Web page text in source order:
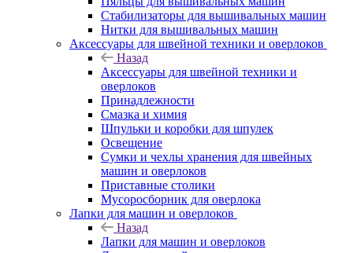
Стабилизаторы для вышивальных машин
Нитки для вышивальных машин
Аксессуары для швейной техники и оверлоков
Назад
Аксессуары для швейной техники и
оверлоков
Принадлежности
Смазка и химия
Шпульки и коробки для шпулек
Освещение
Сумки и чехлы хранения для швейных
машин и оверлоков
Приставные столики
Мусоросборник для оверлока
Лапки для машин и оверлоков
Назад
Лапки для машин и оверлоков